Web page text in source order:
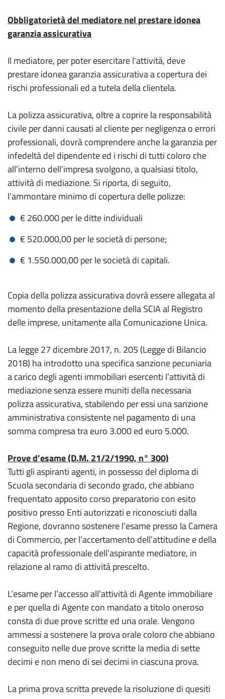
Obbligatorietà del mediatore nel prestare idonea
garanzia assicurativa
Il mediatore, per poter esercitare l'attività, deve
prestare idonea garanzia assicurativa a copertura dei
rischi professionali ed a tutela della clientela.
La polizza assicurativa, oltre a coprire la responsabilità
civile per danni causati al cliente per negligenza o errori
professionali, dovrà comprendere anche la garanzia per
infedeltà del dipendente ed i rischi di tutti coloro che
all’interno dell’impresa svolgono, a qualsiasi titolo,
attività di mediazione. Si riporta, di seguito,
l’ammontare minimo di copertura delle polizze:
€ 260.000 per le ditte individuali
€ 520.000,00 per le società di persone;
€ 1.550.000,00 per le società di capitali.
Copia della polizza assicurativa dovrà essere allegata al
momento della presentazione della SCIA al Registro
delle imprese, unitamente alla Comunicazione Unica.
La legge 27 dicembre 2017, n. 205 (Legge di Bilancio
2018) ha introdotto una specifica sanzione pecuniaria
a carico degli agenti immobiliari esercenti l’attività di
mediazione senza essere muniti della necessaria
polizza assicurativa, stabilendo per essi una sanzione
amministrativa consistente nel pagamento di una
somma compresa tra euro 3.000 ed euro 5.000.
Prove d’esame (D.M. 21/2/1990, n° 300)
Tutti gli aspiranti agenti, in possesso del diploma di
Scuola secondaria di secondo grado, che abbiano
frequentato apposito corso preparatorio con esito
positivo presso Enti autorizzati e riconosciuti dalla
Regione, dovranno sostenere l’esame presso la Camera
di Commercio, per l’accertamento dell’attitudine e della
capacità professionale dell’aspirante mediatore, in
relazione al ramo di attività prescelto.
L’esame per l’accesso all’attività di Agente immobiliare
e per quella di Agente con mandato a titolo oneroso
consta di due prove scritte ed una orale. Vengono
ammessi a sostenere la prova orale coloro che abbiano
conseguito nelle due prove scritte la media di sette
decimi e non meno di sei decimi in ciascuna prova.
La prima prova scritta prevede la risoluzione di quesiti